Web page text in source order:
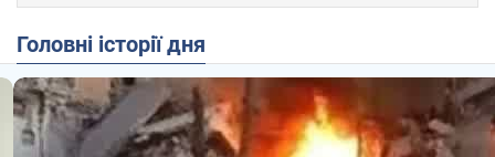
Головні історії дня